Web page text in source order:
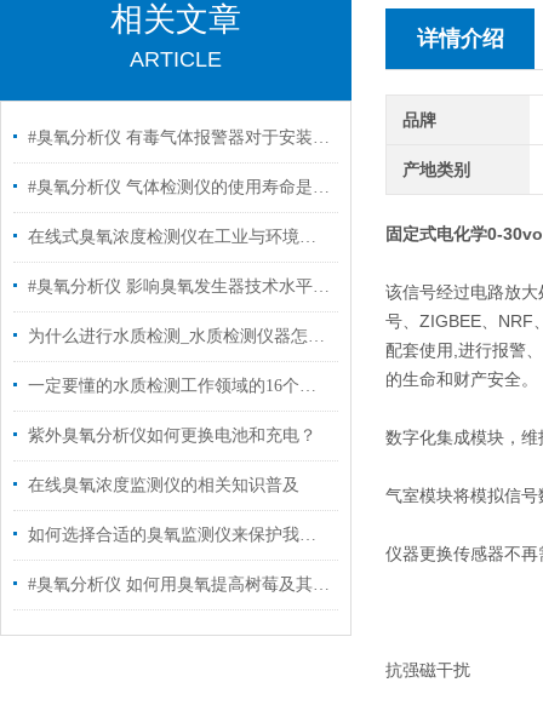
相关文章
ARTICLE
#臭氧分析仪 有毒气体报警器对于安装位置的要求​
#臭氧分析仪 气体检测仪的使用寿命是的多少?
在线式臭氧浓度检测仪在工业与环境监测中的应用
#臭氧分析仪 影响臭氧发生器技术水平及质量的几个主要因素
为什么进行水质检测_水质检测仪器怎么选择？#臭氧分析仪
一定要懂的水质检测工作领域的16个指标概念#臭氧分析仪
紫外臭氧分析仪如何更换电池和充电？
在线臭氧浓度监测仪的相关知识普及
如何选择合适的臭氧监测仪来保护我们的健康
#臭氧分析仪 如何用臭氧提高树莓及其他果蔬采后贮藏品质
详情介绍
品牌
产地类别
固定式电化学0-
该信号经过电路放
号、ZIGBEE、NRF
配套使用,进行报警
的生命和财产安全。
数字化集成模块，
气室模块将模拟信
仪器更换传感器不
抗强磁干扰